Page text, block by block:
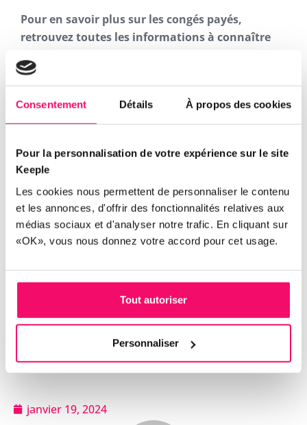
Consentement Détails À propos des cookies
Pour la personnalisation de votre expérience sur le site
Keeple
Les cookies nous permettent de personnaliser le contenu
et les annonces, d'offrir des fonctionnalités relatives aux
médias sociaux et d'analyser notre trafic. En cliquant sur
«OK», vous nous donnez votre accord pour cet usage.
Tout autoriser
Personnaliser
janvier 19, 2024
Pour en savoir plus sur les congés payés,
retrouvez toutes les informations à connaître
Avec Keeple, vous n’avez (presque) plus à vous
soucier des nouveautés règlementaires, notre
payés. Vous cherchez un outil facile à prendre en
main, pour digitaliser cette partie ? Avec Keeple,
c’est un jeu d’enfant !Contactez-nous!
Réservez votre démo